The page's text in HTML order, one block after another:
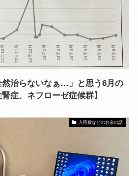
然治らないなぁ…」と思う6月の
症、ネフローゼ症候群】
入院費などのお金の話